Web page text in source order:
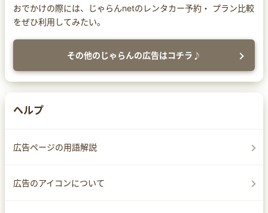
おでかけの際には、じゃらんnetのレンタカー予約・ プラン比較
をぜひ利用してみたい。
その他のじゃらんの広告はコチラ♪
ヘルプ
広告ページの用語解説
広告のアイコンについて